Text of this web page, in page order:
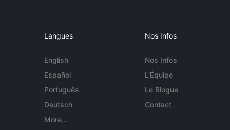
Langues
English
Español
Português
Deutsch
More...
Nos Infos
Nos Infos
L'Équipe
Le Blogue
Contact